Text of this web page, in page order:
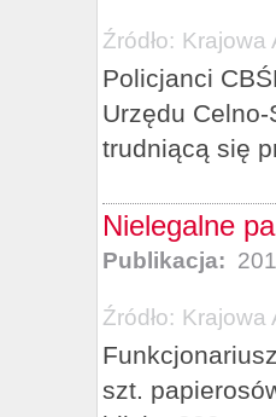
Źródło: Krajowa
Policjanci
Urzędu
trudniącą się
Nielegalne
Publikacja:
Źródło: Krajowa
szt.